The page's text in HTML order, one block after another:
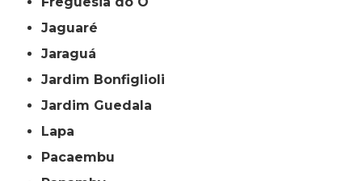
Jaguaré
Jaraguá
Jardim Bonfiglioli
Jardim Guedala
Lapa
Pacaembu